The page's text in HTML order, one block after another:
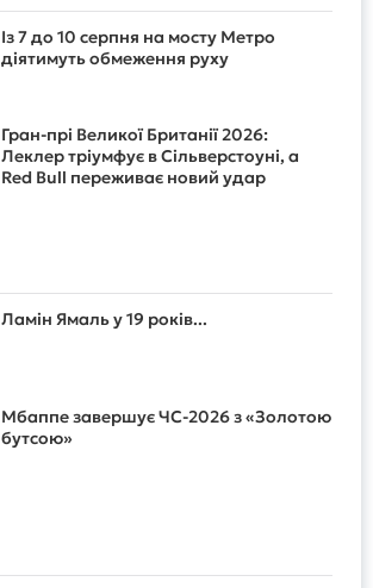
Із 7 до 10 серпня на мосту Метро
діятимуть обмеження руху
Гран-прі Великої Британії 2026:
Леклер тріумфує в Сільверстоуні, а
Red Bull переживає новий удар
Ламін Ямаль у 19 років...
Мбаппе завершує ЧС-2026 з «Золотою
бутсою»